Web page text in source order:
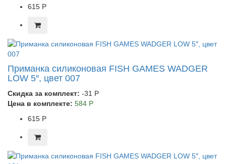
615 Р
Приманка силиконовая FISH GAMES WADGER
LOW 5″, цвет 007
Скидка за комплект: -31 Р
Цена в комплекте: 584 Р
615 Р